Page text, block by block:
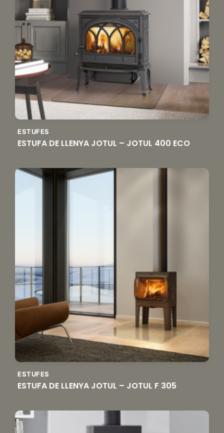
ESTUFES
ESTUFA DE LLENYA JOTUL – JOTUL 400 ECO
ESTUFES
ESTUFA DE LLENYA JOTUL – JOTUL F 305